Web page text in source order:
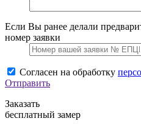
Если Вы ранее делали
номер заявки
Согласен на обработку
Отправить
Заказать
бесплатный замер